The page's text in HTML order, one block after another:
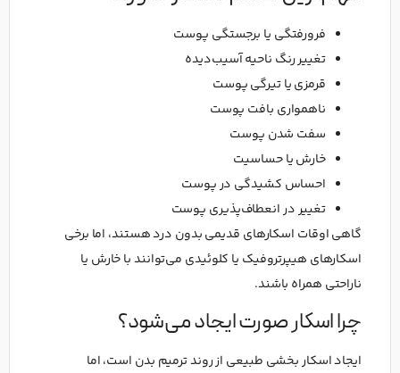
فرورفتگی یا برجستگی پوست
تغییر رنگ ناحیه آسیب‌دیده
قرمزی یا تیرگی پوست
ناهمواری بافت پوست
سفت شدن پوست
خارش یا حساسیت
احساس کشیدگی در پوست
تغییر در انعطاف‌پذیری پوست
گاهی اوقات اسکارهای قدیمی بدون درد هستند، اما برخی
اسکارهای هیپرتروفیک یا کلوئیدی می‌توانند با خارش یا
ناراحتی همراه باشند.
چرا اسکار صورت ایجاد می‌شود؟
ایجاد اسکار بخشی طبیعی از روند ترمیم بدن است، اما